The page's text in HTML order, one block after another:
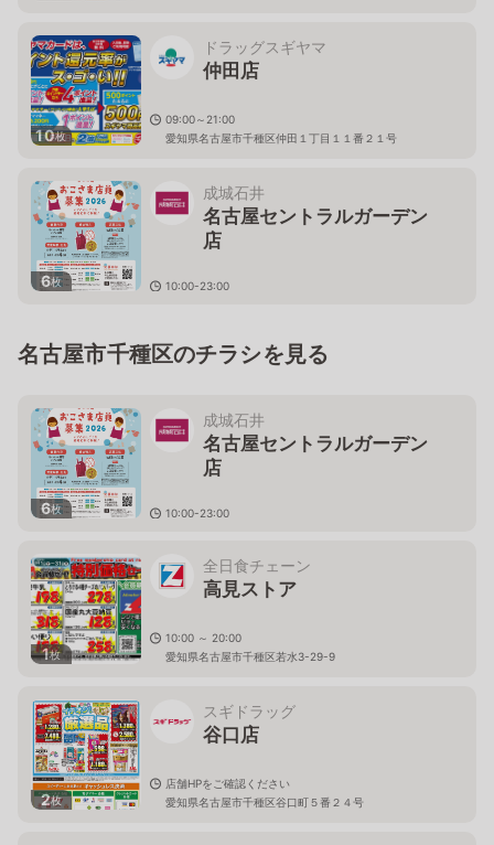
10枚
ドラッグスギヤマ
仲田店
09:00～21:00
愛知県名古屋市千種区仲田１丁目１１番２１号
6枚
成城石井
名古屋セントラルガーデン
店
10:00-23:00
名古屋市千種区のチラシを見る
6枚
成城石井
名古屋セントラルガーデン
店
10:00-23:00
1枚
全日食チェーン
高見ストア
10:00 ～ 20:00
愛知県名古屋市千種区若水3-29-9
2枚
スギドラッグ
谷口店
店舗HPをご確認ください
愛知県名古屋市千種区谷口町５番２４号